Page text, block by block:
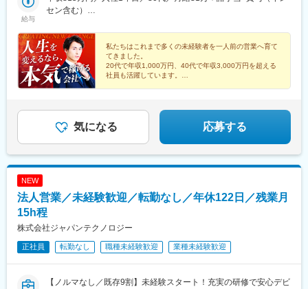
給与
セン含む）
ンセン含む）
私たちはこれまで多くの未経験者を一人前の営業へ育て
てきました。
20代で年収1,000万円、40代で年収3,000万円を超える
社員も活躍しています。
■資格手当
■高額インセンティブ制度
気になる 応募する
NEW
法人営業／未経験歓迎／転勤なし／年休122日／残業月
15h程
株式会社ジャパンテクノロジー
正社員 転勤なし 職種未経験歓迎 業種未経験歓迎
【ノルマなし／既存9割】未経験スタート！充実の研修で安心デビ